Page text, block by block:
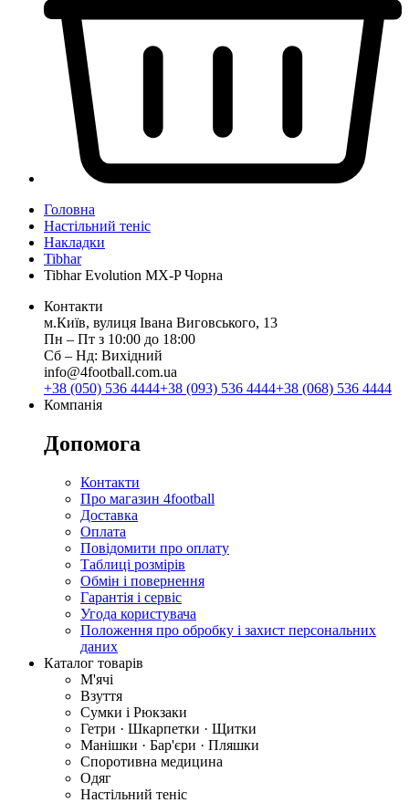
Головна
Настільний теніс
Накладки
Tibhar
Tibhar Evolution MX-P Чорна
Контакти
м.Київ, вулиця Івана Виговського, 13
Пн ‒ Пт з 10:00 до 18:00
Сб ‒ Нд: Вихідний
info@4football.com.ua
+38 (050) 536 4444+38 (093) 536 4444+38 (068) 536 4444
Компанія
Допомога
Контакти
Про магазин 4football
Доставка
Оплата
Повідомити про оплату
Таблиці розмірів
Обмін і повернення
Гарантія і сервіс
Угода користувача
Положення про обробку і захист персональних
даних
Каталог товарів
М'ячі
Взуття
Сумки і Рюкзаки
Гетри · Шкарпетки · Щитки
Манішки · Бар'єри · Пляшки
Споротивна медицина
Одяг
Настільний теніс